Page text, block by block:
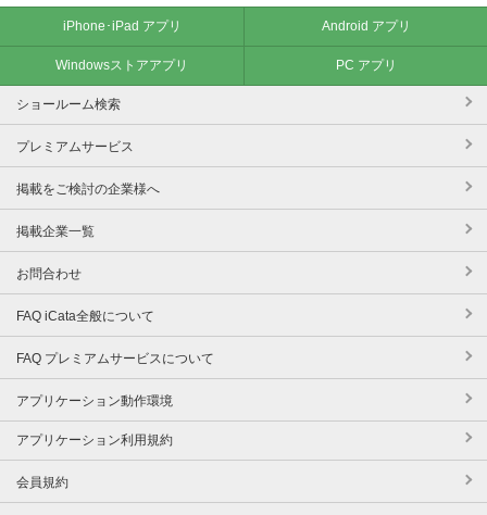
iPhone･iPad アプリ Android アプリ
Windowsストアアプリ PC アプリ
ショールーム検索
プレミアムサービス
掲載をご検討の企業様へ
掲載企業一覧
お問合わせ
FAQ iCata全般について
FAQ プレミアムサービスについて
アプリケーション動作環境
アプリケーション利用規約
会員規約